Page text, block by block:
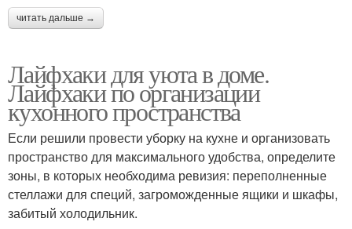
читать дальше →
Лайфхаки для уюта в доме.
Лайфхаки по организации
кухонного пространства
Если решили провести уборку на кухне и организовать
пространство для максимального удобства, определите
зоны, в которых необходима ревизия: переполненные
стеллажи для специй, загроможденные ящики и шкафы,
забитый холодильник.